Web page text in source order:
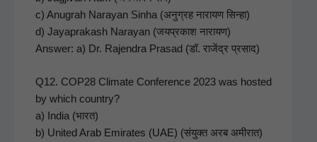
c) Anu­grah Narayan Sin­ha (अनुग्रह नारायण सिन्हा)
d) Jayaprakash Narayan (जयप्रकाश नारायण)
Answer: a) Dr. Rajen­dra Prasad (डॉ. राजेंद्र प्रसाद)
Q12. COP28 Cli­mate Con­fer­ence 2023 was host­ed
by which coun­try?
a) India (भारत)
b) Unit­ed Arab Emi­rates (UAE) (संयुक्त अरब अमीरात)